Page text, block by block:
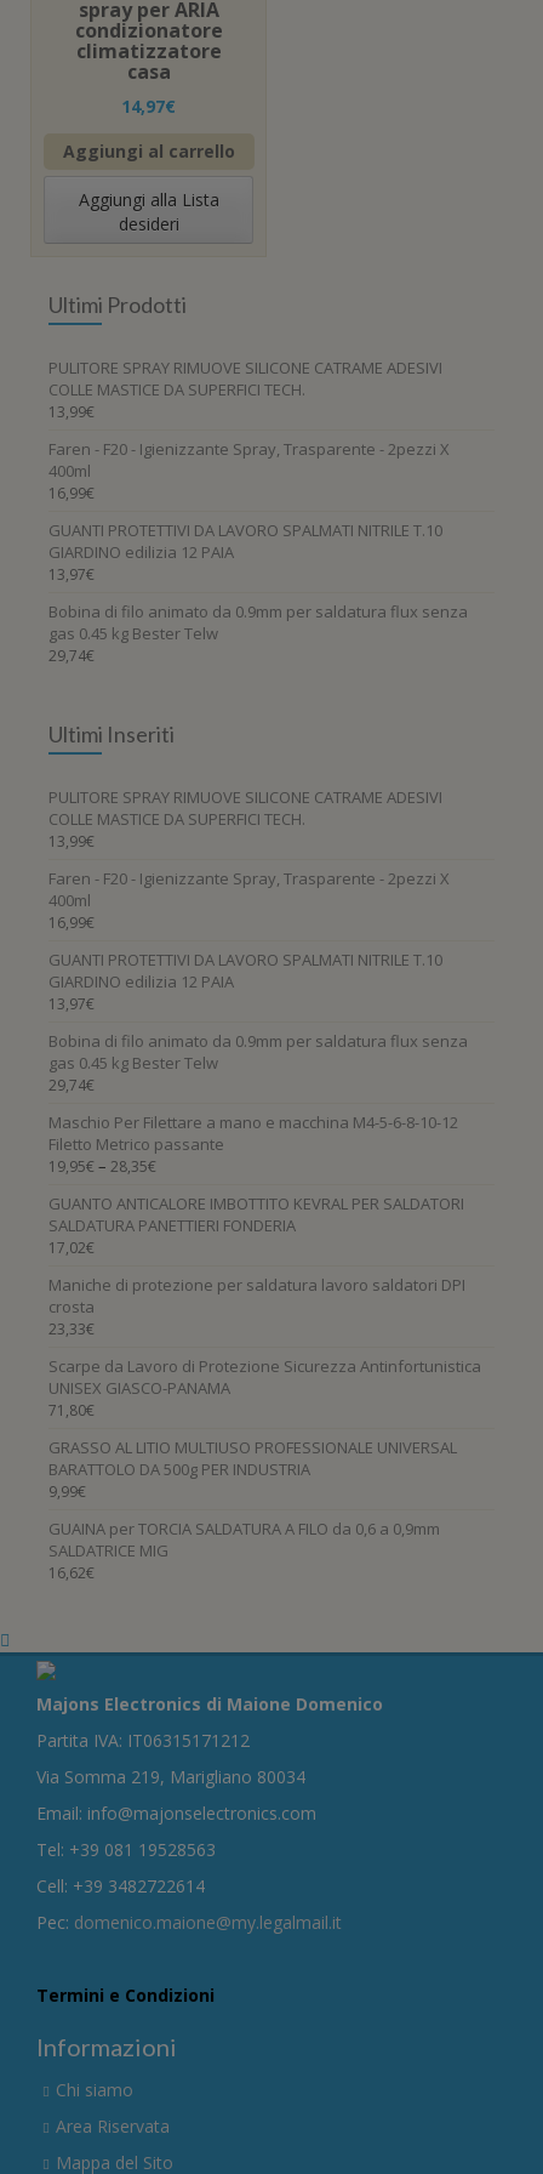
spray per ARIA
condizionatore
climatizzatore
casa
14,97€
Aggiungi al carrello
Aggiungi alla Lista
desideri
Ultimi Prodotti
PULITORE SPRAY RIMUOVE SILICONE CATRAME ADESIVI
COLLE MASTICE DA SUPERFICI TECH.
13,99€
Faren - F20 - Igienizzante Spray, Trasparente - 2pezzi X
400ml
16,99€
GUANTI PROTETTIVI DA LAVORO SPALMATI NITRILE T.10
GIARDINO edilizia 12 PAIA
13,97€
Bobina di filo animato da 0.9mm per saldatura flux senza
gas 0.45 kg Bester Telw
29,74€
Ultimi Inseriti
PULITORE SPRAY RIMUOVE SILICONE CATRAME ADESIVI
COLLE MASTICE DA SUPERFICI TECH.
13,99€
Faren - F20 - Igienizzante Spray, Trasparente - 2pezzi X
400ml
16,99€
GUANTI PROTETTIVI DA LAVORO SPALMATI NITRILE T.10
GIARDINO edilizia 12 PAIA
13,97€
Bobina di filo animato da 0.9mm per saldatura flux senza
gas 0.45 kg Bester Telw
29,74€
Maschio Per Filettare a mano e macchina M4-5-6-8-10-12
Filetto Metrico passante
19,95€ – 28,35€
GUANTO ANTICALORE IMBOTTITO KEVRAL PER SALDATORI
SALDATURA PANETTIERI FONDERIA
17,02€
Maniche di protezione per saldatura lavoro saldatori DPI
crosta
23,33€
Scarpe da Lavoro di Protezione Sicurezza Antinfortunistica
UNISEX GIASCO-PANAMA
71,80€
GRASSO AL LITIO MULTIUSO PROFESSIONALE UNIVERSAL
BARATTOLO DA 500g PER INDUSTRIA
9,99€
GUAINA per TORCIA SALDATURA A FILO da 0,6 a 0,9mm
SALDATRICE MIG
16,62€
Majons Electronics di Maione Domenico
Partita IVA: IT06315171212
Via Somma 219, Marigliano 80034
Email: info@majonselectronics.com
Tel: +39 081 19528563
Cell: +39 3482722614
Pec: domenico.maione@my.legalmail.it
Termini e Condizioni
Informazioni
Chi siamo
Area Riservata
Mappa del Sito